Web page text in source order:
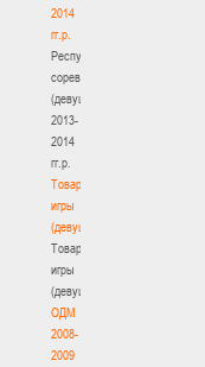
2014
гг.р.
Республиканские
соревнования
(девушки)
2013-
2014
гг.р.
Товарищеские
игры
(девушки)
Товарищеские
игры
(девушки)
ОДМ
2008-
2009